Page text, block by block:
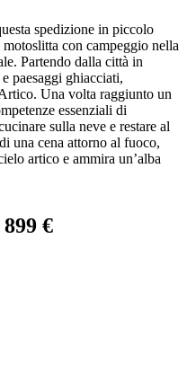
spedizione in piccolo
con campeggio nella
Partendo dalla città in
paesaggi ghiacciati,
Una volta raggiunto un
essenziali di
sulla neve e restare al
una cena attorno al fuoco,
artico e ammira un’alba
€